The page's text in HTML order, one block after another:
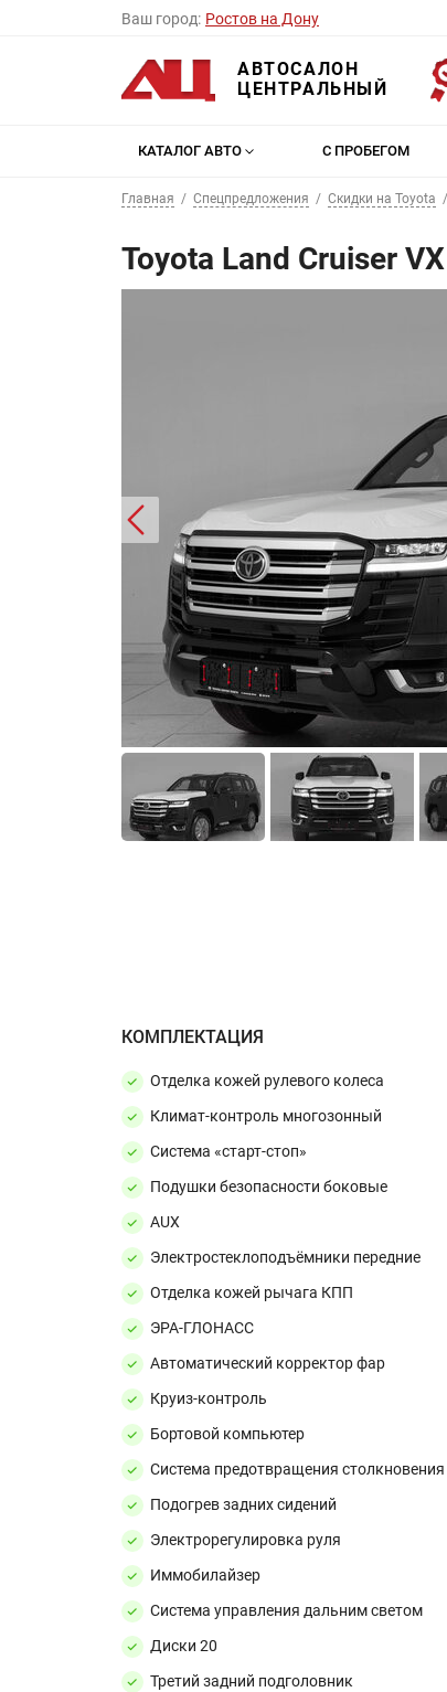
Ваш город: Ростов на Дону
АВТОСАЛОН
ЦЕНТРАЛЬНЫЙ
КАТАЛОГ АВТО С ПРОБЕГОМ
Главная Спецпредложения Скидки на Toyota
Toyota Land Cruiser
КОМПЛЕКТАЦИЯ
Отделка кожей рулевого колеса
Климат-контроль многозонный
Система «старт-стоп»
Подушки безопасности боковые
AUX
Электростеклоподъёмники передние
Отделка кожей рычага КПП
ЭРА-ГЛОНАСС
Автоматический корректор фар
Круиз-контроль
Бортовой компьютер
Система предотвращения столкновения
Подогрев задних сидений
Электрорегулировка руля
Иммобилайзер
Система управления дальним светом
Диски 20
Третий задний подголовник